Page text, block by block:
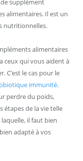
supplément
alimentaires. Il est un
nutritionnelles.
alimentaires
ceux qui vous aident à
C’est le cas pour le
immunité.
perdre du poids,
étapes de la vie telle
il faut bien
adapté à vos